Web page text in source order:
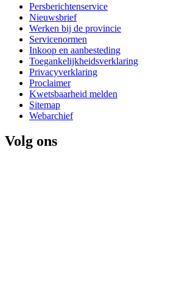
Persberichtenservice
Nieuwsbrief
Werken bij de provincie
Servicenormen
Inkoop en aanbesteding
Toegankelijkheidsverklaring
Privacyverklaring
Proclaimer
Kwetsbaarheid melden
Sitemap
Webarchief
Volg ons